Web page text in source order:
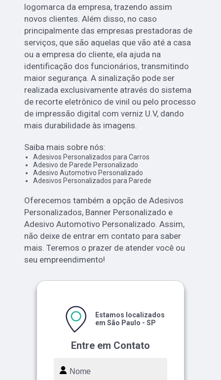
logomarca da empresa, trazendo assim
novos clientes. Além disso, no caso
principalmente das empresas prestadoras de
serviços, que são aquelas que vão até a casa
ou a empresa do cliente, ela ajuda na
identificação dos funcionários, transmitindo
maior segurança. A sinalização pode ser
realizada exclusivamente através do sistema
de recorte eletrônico de vinil ou pelo processo
de impressão digital com verniz U.V, dando
mais durabilidade às imagens.
Saiba mais sobre nós:
Adesivos Personalizados para Carros
Adesivo de Parede Personalizado
Adesivo Automotivo Personalizado
Adesivos Personalizados para Parede
Oferecemos também a opção de Adesivos
Personalizados, Banner Personalizado e
Adesivo Automotivo Personalizado. Assim,
não deixe de entrar em contato para saber
mais. Teremos o prazer de atender você ou
seu empreendimento!
Entre em Contato
Estamos localizados
em São Paulo - SP